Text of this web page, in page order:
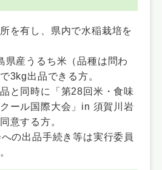
を有し、県内で水稲栽培を
県産うるち米（品種は問わ
3kg出品できる方。
と同時に「第28回米・食味
ール国際大会」in 須賀川岩
意する方。
の出品手続き等は実行委員